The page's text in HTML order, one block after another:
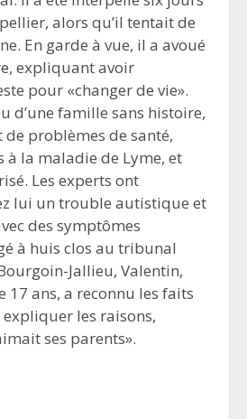
alors qu’il tentait de
En garde à vue, il a avoué
expliquant avoir
pour «changer de vie».
d’une famille sans histoire,
problèmes de santé,
à la maladie de Lyme, et
Les experts ont
lui un trouble autistique et
des symptômes
à huis clos au tribunal
Jallieu, Valentin,
17 ans, a reconnu les faits
les raisons,
ses parents».